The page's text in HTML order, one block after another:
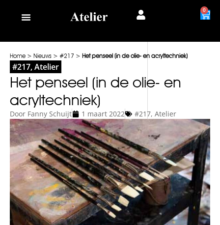
0
Home > Nieuws > #217 > Het penseel (in de olie- en acryltechniek)
#217,Atelier
Het penseel (in de olie- en
acryltechniek)
Door Fanny Schuijt 1 maart 2022 #217, Atelier